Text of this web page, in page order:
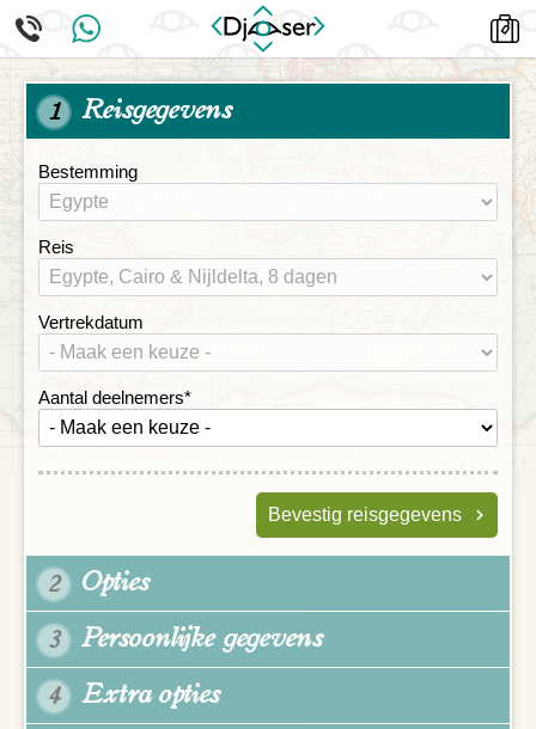
1 Reisgegevens
Bestemming
Reis
Vertrekdatum
Aantal deelnemers*
Bevestig reisgegevens
2 Opties
3 Persoonlijke gegevens
4 Extra opties